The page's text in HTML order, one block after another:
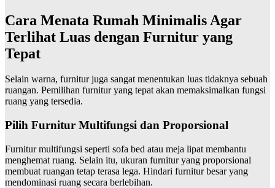
Cara Menata Rumah Minimalis Agar
Terlihat Luas dengan Furnitur yang
Tepat
Selain warna, furnitur juga sangat menentukan luas tidaknya sebuah
ruangan. Pemilihan furnitur yang tepat akan memaksimalkan fungsi
ruang yang tersedia.
Pilih Furnitur Multifungsi dan Proporsional
Furnitur multifungsi seperti sofa bed atau meja lipat membantu
menghemat ruang. Selain itu, ukuran furnitur yang proporsional
membuat ruangan tetap terasa lega. Hindari furnitur besar yang
mendominasi ruang secara berlebihan.